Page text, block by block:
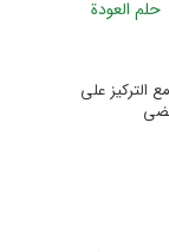
حلم العودة
الترکیز على